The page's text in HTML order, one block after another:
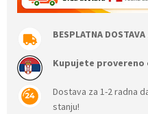
BESPLATNA DOSTAVA
Kupujete provereno
Dostava za 1-2 radna
stanju!